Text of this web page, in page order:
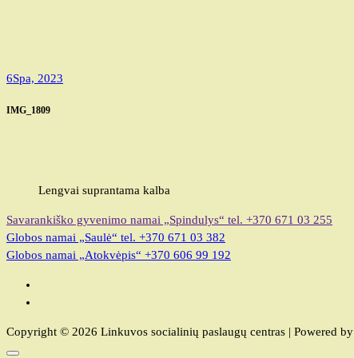
6Spa, 2023
IMG_1809
Lengvai suprantama kalba
Savarankiško gyvenimo namai „Spindulys“ tel. +370 671 03 255
Globos namai „Saulė“ tel. +370 671 03 382
Globos namai „Atokvėpis“ +370 606 99 192
Copyright © 2026 Linkuvos socialinių paslaugų centras | Powered by